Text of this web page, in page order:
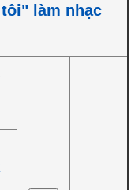
làm nhạc